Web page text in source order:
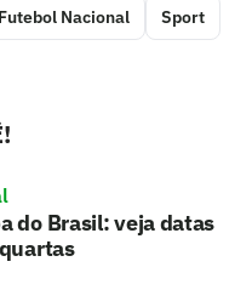
Futebol Nacional Sport
do Brasil: veja datas